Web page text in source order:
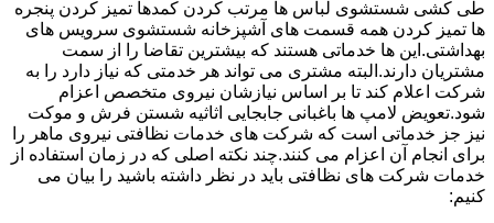
طی کشی شستشوی لباس ها مرتب کردن کمدها تمیز کردن پنجره
ها تمیز کردن همه قسمت های آشپزخانه شستشوی سرویس های
بهداشتی.این ها خدماتی هستند که بیشترین تقاضا را از سمت
مشتریان دارند.البته مشتری می تواند هر خدمتی که نیاز دارد را به
شرکت اعلام کند تا بر اساس نیازشان نیروی متخصص اعزام
شود.تعویض لامپ ها باغبانی جابجایی اثاثیه شستن فرش و موکت
نیز جز خدماتی است که شرکت های خدمات نظافتی نیروی ماهر را
برای انجام آن اعزام می کنند.چند نکته اصلی که در زمان استفاده از
خدمات شرکت های نظافتی باید در نظر داشته باشید را بیان می
کنیم: